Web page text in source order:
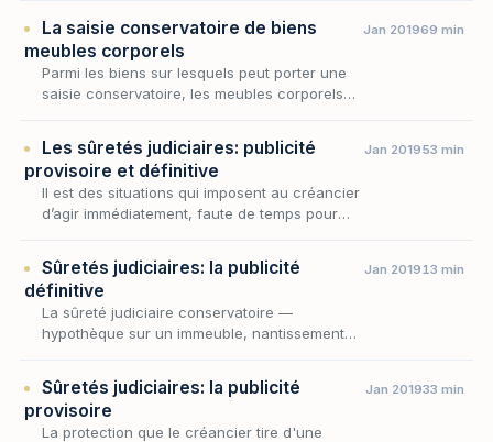
oc…
La saisie conservatoire de biens
meubles corporels
Parmi les biens sur lesquels peut porter une
saisie conservatoire, les meubles corporels
Jan 201969 min
Les sûretés judiciaires: publicité
provisoire et définitive
Il est des situations qui imposent au créancier
d’agir immédiatement, faute de temps pour
Jan 201953 min
Sûretés judiciaires: la publicité
définitive
La sûreté judiciaire conservatoire —
hypothèque sur un immeuble, nantissement
temps. Une première…
Jan 201913 min
Sûretés judiciaires: la publicité
provisoire
La protection que le créancier tire d'une
Jan 201933 min